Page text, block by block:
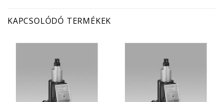
KAPCSOLÓDÓ TERMÉKEK